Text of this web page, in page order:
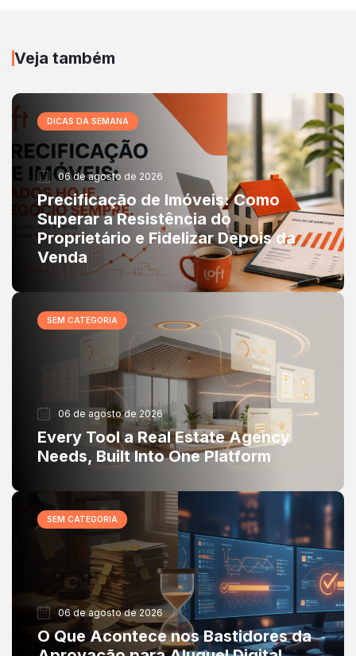
Veja também
DICAS DA SEMANA
06 de agosto de 2026
Precificação de Imóveis: Como
Superar a Resistência do
Proprietário e Fidelizar Depois da
Venda
SEM CATEGORIA
06 de agosto de 2026
Every Tool a Real Estate Agency
Needs, Built Into One Platform
SEM CATEGORIA
06 de agosto de 2026
O Que Acontece nos Bastidores da